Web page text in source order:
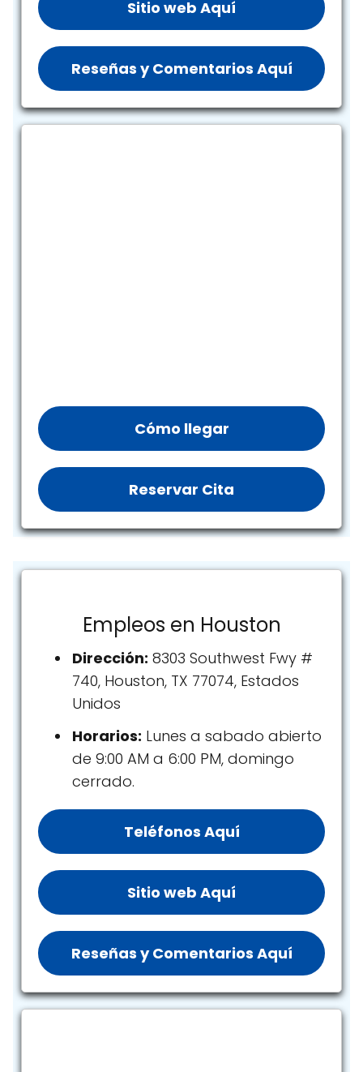
Sitio web Aquí
Reseñas y Comentarios Aquí
Cómo llegar
Reservar Cita
Empleos en Houston
Dirección: 8303 Southwest Fwy #
740, Houston, TX 77074, Estados
Unidos
Horarios: Lunes a sabado abierto
de 9:00 AM a 6:00 PM, domingo
cerrado.
Teléfonos Aquí
Sitio web Aquí
Reseñas y Comentarios Aquí